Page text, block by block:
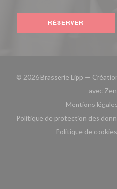
RÉSERVER
© 2026 Brasserie Lipp —
avec
Mentions légales
Politique de protection des
Politique de cookies